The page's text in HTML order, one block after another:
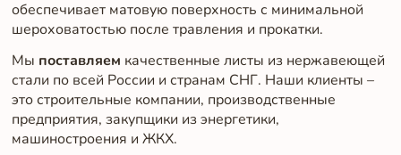
обеспечивает матовую поверхность с минимальной
шероховатостью после травления и прокатки.
Мы поставляем качественные листы из нержавеющей
стали по всей России и странам СНГ. Наши клиенты –
это строительные компании, производственные
предприятия, закупщики из энергетики,
машиностроения и ЖКХ.